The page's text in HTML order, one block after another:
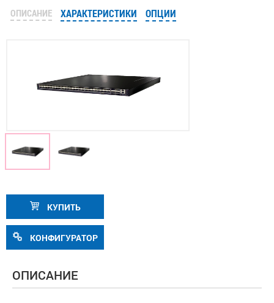
ОПИСАНИЕ ХАРАКТЕРИСТИКИ ОПЦИИ
КУПИТЬ
КОНФИГУРАТОР
ОПИСАНИЕ